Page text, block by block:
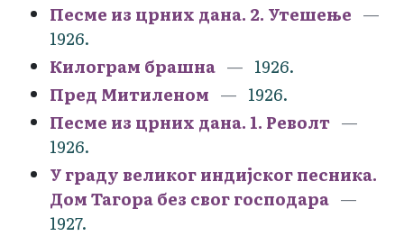
Песме из црних дана. 2. Утешење
1926.
Килограм брашна
1926.
Пред Митиленом
1926.
Песме из црних дана. 1. Револт
1926.
У граду великог индијског песника.
Дом Тагора без свог господара
1927.